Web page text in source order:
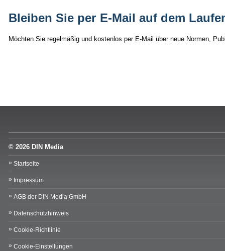
Bleiben Sie per E-Mail auf dem
Möchten Sie regelmäßig und kostenlos per E-Mail über neue Normen,
© 2026 DIN Media
Startseite
Impressum
AGB der DIN Media GmbH
Datenschutzhinweis
Cookie-Richtlinie
Cookie-Einstellungen